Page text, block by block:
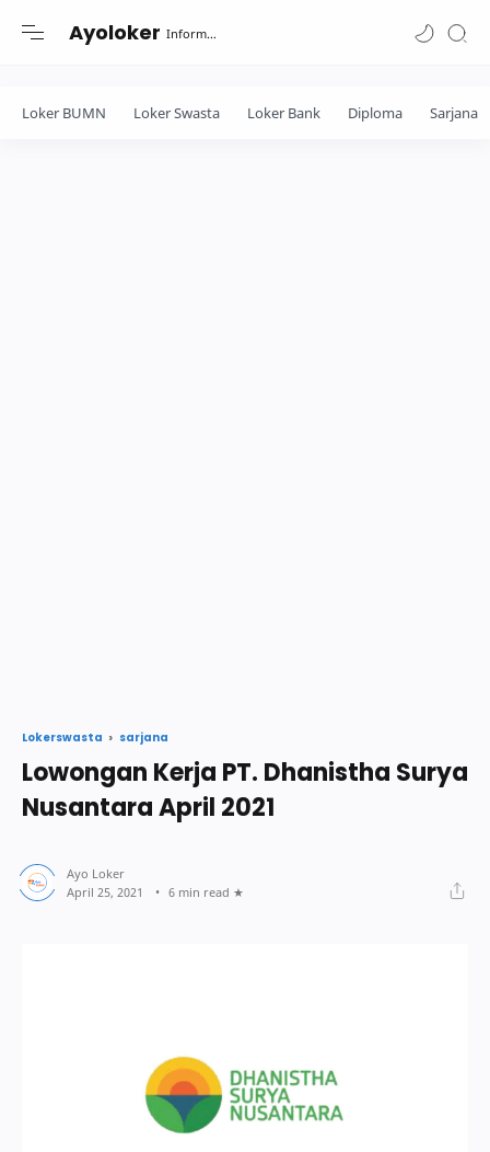
Ayoloker Informasi lowongan khusus Fresh Graduate lulusan Diploma-Sarjana....
Loker BUMN Loker Swasta Loker Bank Diploma Sarjana
Lokerswasta sarjana
Lowongan Kerja PT. Dhanistha Surya
Nusantara April 2021
6 min read